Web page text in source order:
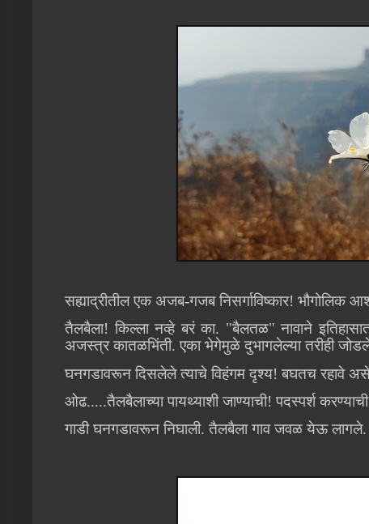
सह्याद्रीतील एक अजब-गजब निसर्गाविष्कार! भौगोलिक
तैलबैला! किल्ला नव्हे बरं का. "बैलतळ" नावाने
अजस्त्र कातळभिंती. एका भेगेमुळे दुभागलेल्या तरीही
घनगडावरून दिसलेले त्याचे विहंगम दृश्य! बघतच रहावे
ओढ.....तैलबैलाच्या पायथ्याशी जाण्याची! पदस्पर्श
गाडी घनगडावरून निघाली. तैलबैला गाव जवळ येऊ